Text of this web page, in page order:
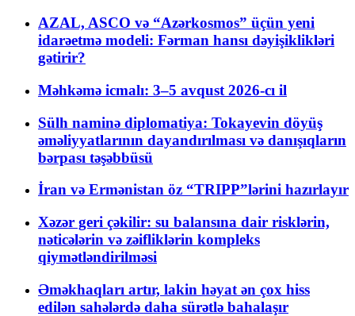
AZAL, ASCO və “Azərkosmos” üçün yeni
idarəetmə modeli: Fərman hansı dəyişiklikləri
gətirir?
Məhkəmə icmalı: 3–5 avqust 2026-cı il
Sülh naminə diplomatiya: Tokayevin döyüş
əməliyyatlarının dayandırılması və danışıqların
bərpası təşəbbüsü
İran və Ermənistan öz “TRIPP”lərini hazırlayır
Xəzər geri çəkilir: su balansına dair risklərin,
nəticələrin və zəifliklərin kompleks
qiymətləndirilməsi
Əməkhaqları artır, lakin həyat ən çox hiss
edilən sahələrdə daha sürətlə bahalaşır